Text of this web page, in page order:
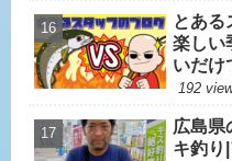
とあ
楽しい
いだ
192
広島県
キ釣り